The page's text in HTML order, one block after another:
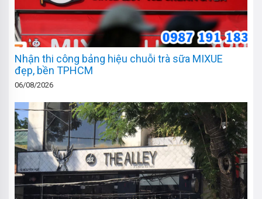
Nhận thi công bảng hiệu chuỗi trà sữa MIXUE
đẹp, bền TPHCM
06/08/2026